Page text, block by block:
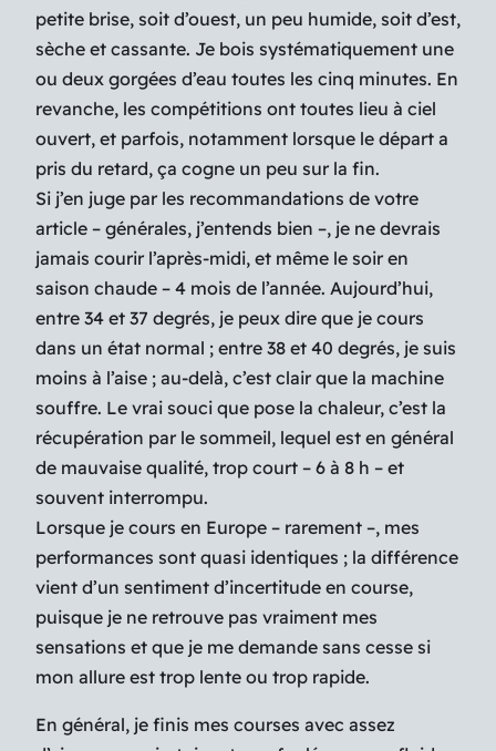
petite brise, soit d’ouest, un peu humide, soit d’est,
sèche et cassante. Je bois systématiquement une
ou deux gorgées d’eau toutes les cinq minutes. En
revanche, les compétitions ont toutes lieu à ciel
ouvert, et parfois, notamment lorsque le départ a
pris du retard, ça cogne un peu sur la fin.
Si j’en juge par les recommandations de votre
article – générales, j’entends bien –, je ne devrais
jamais courir l’après-midi, et même le soir en
saison chaude – 4 mois de l’année. Aujourd’hui,
entre 34 et 37 degrés, je peux dire que je cours
dans un état normal ; entre 38 et 40 degrés, je suis
moins à l’aise ; au-delà, c’est clair que la machine
souffre. Le vrai souci que pose la chaleur, c’est la
récupération par le sommeil, lequel est en général
de mauvaise qualité, trop court – 6 à 8 h – et
souvent interrompu.
Lorsque je cours en Europe – rarement –, mes
performances sont quasi identiques ; la différence
vient d’un sentiment d’incertitude en course,
puisque je ne retrouve pas vraiment mes
sensations et que je me demande sans cesse si
mon allure est trop lente ou trop rapide.
En général, je finis mes courses avec assez